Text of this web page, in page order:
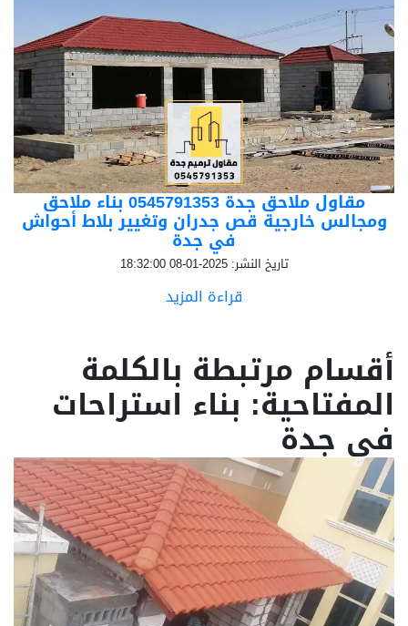
مقاول ملاحق جدة 0545791353 بناء ملاحق
ومجالس خارجية قص جدران وتغيير بلاط أحواش
في جدة
تاريخ النشر: 2025-01-08 18:32:00
قراءة المزيد
أقسام مرتبطة بالكلمة
المفتاحية: بناء استراحات
في جدة